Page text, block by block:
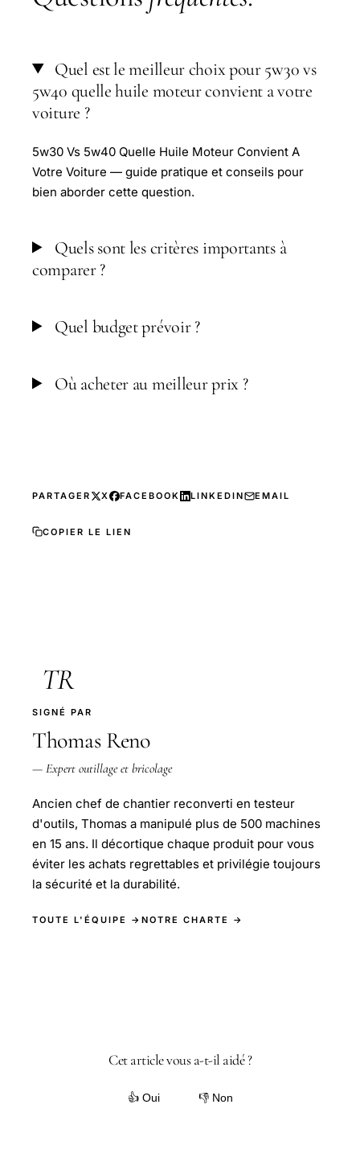
Quel est le meilleur choix pour 5w30 vs
5w40 quelle huile moteur convient a votre
voiture ?
5w30 Vs 5w40 Quelle Huile Moteur Convient A
Votre Voiture — guide pratique et conseils pour
bien aborder cette question.
Quels sont les critères importants à
comparer ?
Quel budget prévoir ?
Où acheter au meilleur prix ?
PARTAGER X FACEBOOK LINKEDIN EMAIL
COPIER LE LIEN
TR
SIGNÉ PAR
Thomas Reno
— Expert outillage et bricolage
Ancien chef de chantier reconverti en testeur
d'outils, Thomas a manipulé plus de 500 machines
en 15 ans. Il décortique chaque produit pour vous
éviter les achats regrettables et privilégie toujours
la sécurité et la durabilité.
TOUTE L'ÉQUIPE → NOTRE CHARTE →
Cet article vous a-t-il aidé ?
👍 Oui 👎 Non